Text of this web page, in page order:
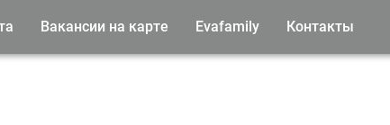
Вакансии на карте Evafamily Контакты